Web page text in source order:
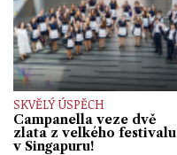
SKVĚLÝ ÚSPĚCH
Campanella veze dvě
zlata z velkého festivalu
v Singapuru!